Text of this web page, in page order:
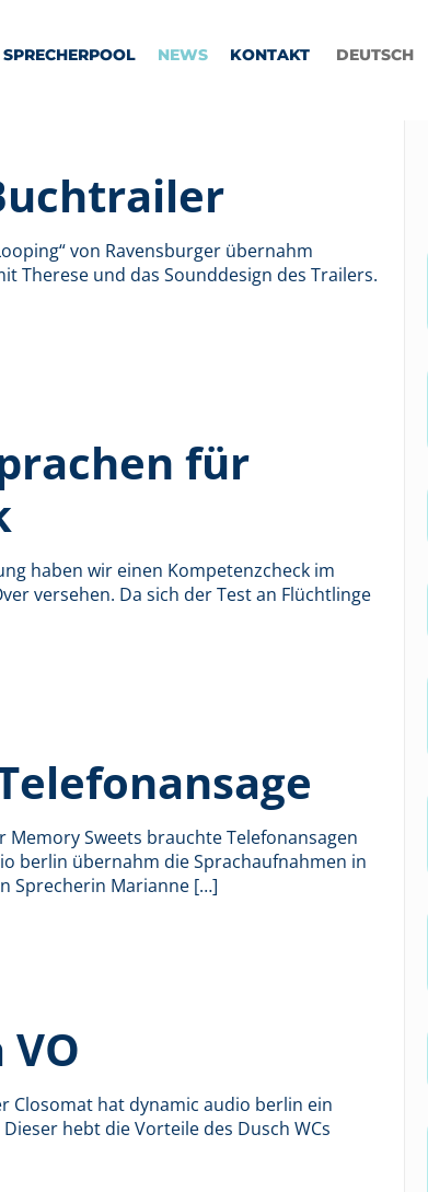
SPRECHERPOOL NEWS KONTAKT DEUTSCH
von Ravensburger übernahm
Therese und das Sounddesign des Trailers.
für
haben wir einen Kompetenzcheck im
versehen. Da sich der Test an Flüchtlinge
Sweets brauchte Telefonansagen
berlin übernahm die Sprachaufnahmen in
Sprecherin Marianne […]
Closomat hat dynamic audio berlin ein
hebt die Vorteile des Dusch WCs